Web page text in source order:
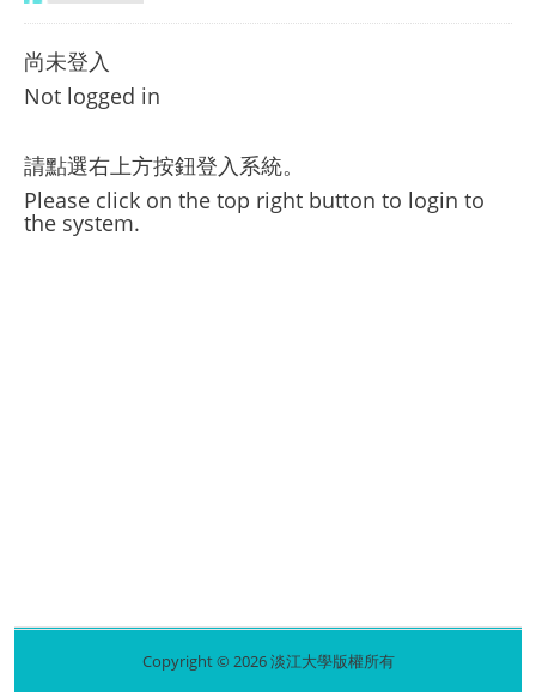
尚未登入
Not logged in
請點選右上方按鈕登入系統。
Please click on the top right button to login to
the system.
Copyright © 2026 淡江大學版權所有